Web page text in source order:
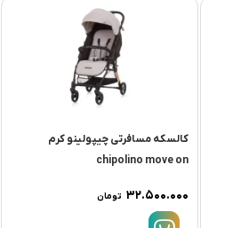
کالسکه مسافرتی چیپولینو کرم
chipolino move on
۳۲.۵۰۰.۰۰۰ تومان